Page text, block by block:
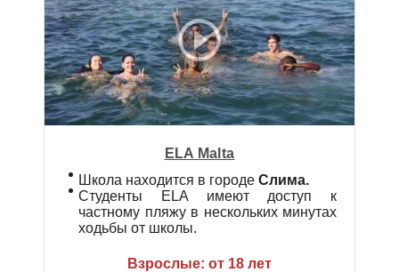
ELA Malta
Школа находится в городе Слима.
Студенты ELA имеют доступ к
частному пляжу в нескольких минутах
ходьбы от школы.
Взрослые: от 18 лет